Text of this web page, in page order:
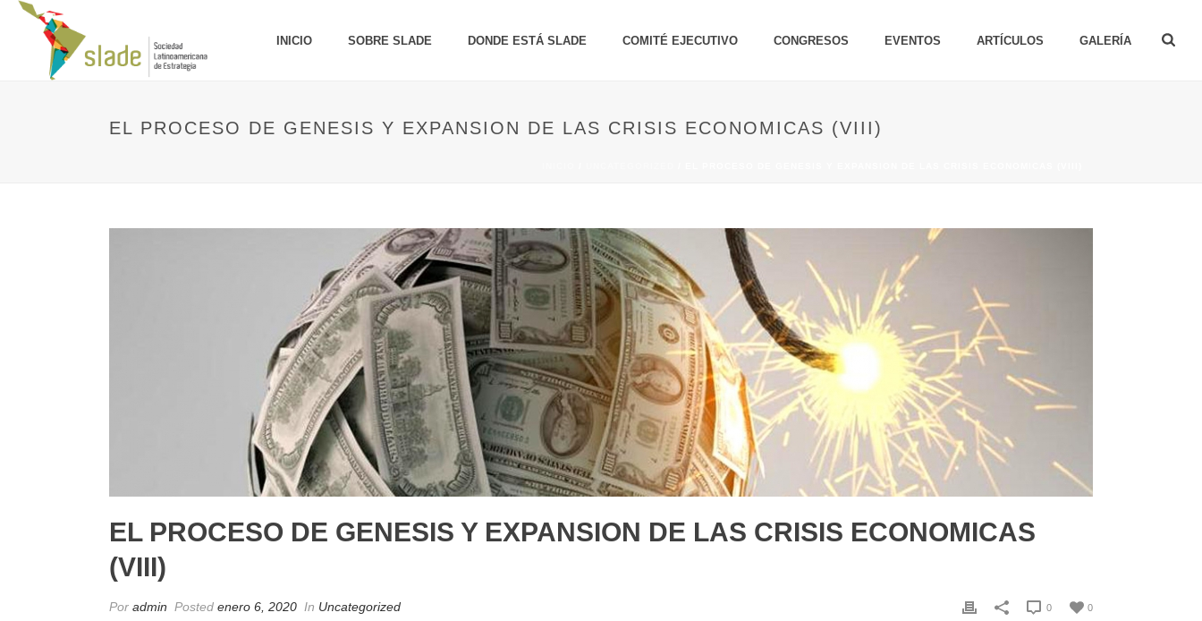
INICIO SOBRE SLADE DONDE ESTÁ SLADE COMITÉ EJECUTIVO CONGRESOS EVENTOS ARTÍCULOS GALERÍA
EL PROCESO DE GENESIS Y EXPANSION DE LAS CRISIS ECONOMICAS (VIII)
EL PROCESO DE GENESIS Y EXPANSION DE LAS CRISIS ECONOMICAS
(VIII)
Por admin Posted enero 6, 2020 In Uncategorized 0
0